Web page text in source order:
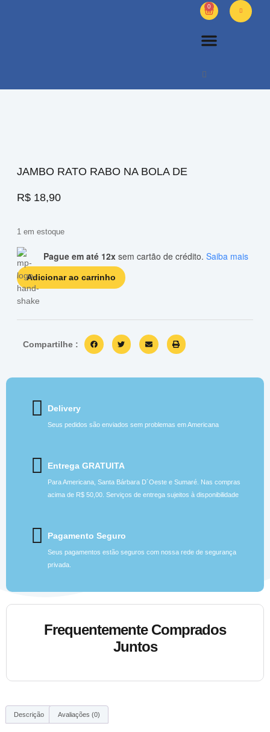
0
JAMBO RATO RABO NA BOLA DE
R$ 18,90
1 em estoque
Pague em até 12x sem cartão de crédito. Saiba mais
Adicionar ao carrinho
Compartilhe :
Delivery
Seus pedidos são enviados sem problemas em Americana
Entrega GRATUITA
Para Americana, Santa Bárbara D´Oeste e Sumaré. Nas compras
acima de R$ 50,00. Serviços de entrega sujeitos à disponibilidade
Pagamento Seguro
Seus pagamentos estão seguros com nossa rede de segurança
privada.
Frequentemente Comprados
Juntos
Descrição Avaliações (0)